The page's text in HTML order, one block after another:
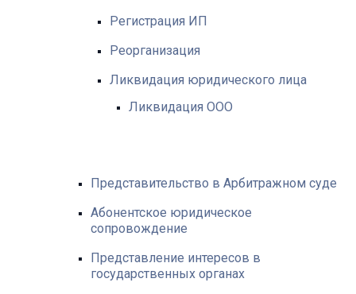
Регистрация ИП
Реорганизация
Ликвидация юридического лица
Ликвидация ООО
Представительство в Арбитражном суде
Абонентское юридическое
сопровождение
Представление интересов в
государственных органах